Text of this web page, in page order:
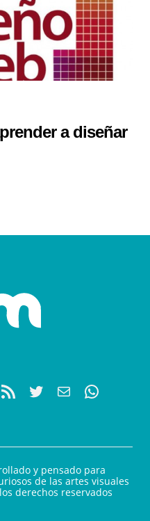
a diseñar
y pensado para
de las artes visuales
derechos reservados